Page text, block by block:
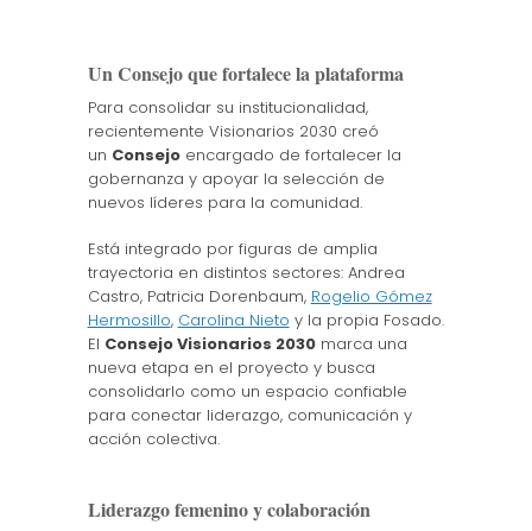
Un Consejo que fortalece la plataforma
Para consolidar su institucionalidad,
recientemente Visionarios 2030 creó
un Consejoencargado de fortalecer la
gobernanza y apoyar la selección de
nuevos líderes para la comunidad.
Está integrado por figuras de amplia
trayectoria en distintos sectores: Andrea
Castro, Patricia Dorenbaum, Rogelio Gómez
Hermosillo, Carolina Nieto y la propia Fosado.
El Consejo Visionarios 2030marca una
nueva etapa en el proyecto y busca
consolidarlo como un espacio confiable
para conectar liderazgo, comunicación y
acción colectiva.
Liderazgo femenino y colaboración